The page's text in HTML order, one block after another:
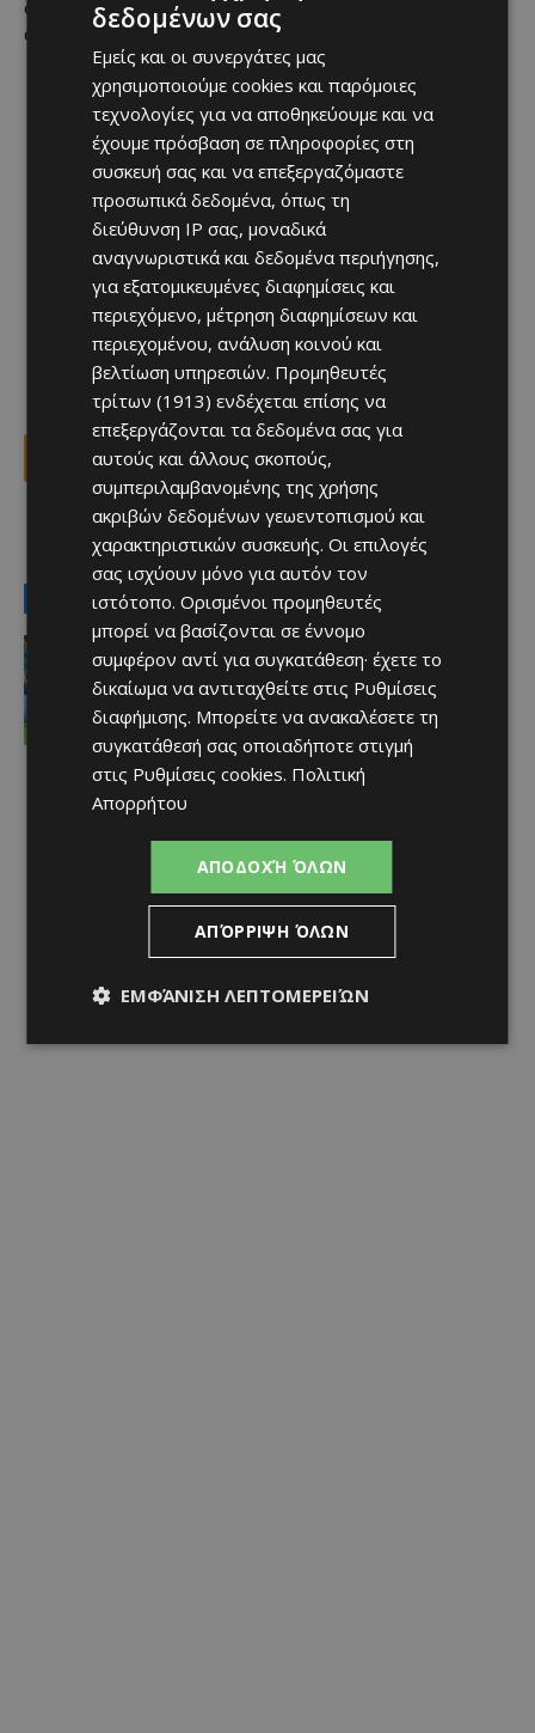
οπότε και θα κριθεί εάν μπορεί να ξεκινήσει η πλήρης
ανασύσταση των μονάδων.
Facebook X
Top αφθώδης πυρετός εμβολιασμός
LATEST NEWS
Αθλητικά
Θα παίξουν με τον ΟΦΗ οι Σένσι και
Πίττας…
Afentiko - 07/08/2026
δεδομένων σας
Εμείς και οι συνεργάτες μας
χρησιμοποιούμε cookies και παρόμοιες
τεχνολογίες για να αποθηκεύουμε και να
έχουμε πρόσβαση σε πληροφορίες στη
συσκευή σας και να επεξεργαζόμαστε
προσωπικά δεδομένα, όπως τη
διεύθυνση IP σας, μοναδικά
αναγνωριστικά και δεδομένα περιήγησης,
για εξατομικευμένες διαφημίσεις και
περιεχόμενο, μέτρηση διαφημίσεων και
περιεχομένου, ανάλυση κοινού και
βελτίωση υπηρεσιών. Προμηθευτές
τρίτων (1913) ενδέχεται επίσης να
επεξεργάζονται τα δεδομένα σας για
αυτούς και άλλους σκοπούς,
συμπεριλαμβανομένης της χρήσης
ακριβών δεδομένων γεωεντοπισμού και
χαρακτηριστικών συσκευής. Οι επιλογές
σας ισχύουν μόνο για αυτόν τον
ιστότοπο. Ορισμένοι προμηθευτές
μπορεί να βασίζονται σε έννομο
συμφέρον αντί για συγκατάθεση· έχετε το
δικαίωμα να αντιταχθείτε στις Ρυθμίσεις
διαφήμισης. Μπορείτε να ανακαλέσετε τη
συγκατάθεσή σας οποιαδήποτε στιγμή
στις Ρυθμίσεις cookies. Πολιτική
Απορρήτου
ΑΠΟΔΟΧΉ ΌΛΩΝ
ΑΠΌΡΡΙΨΗ ΌΛΩΝ
ΕΜΦΆΝΙΣΗ ΛΕΠΤΟΜΕΡΕΙΏΝ